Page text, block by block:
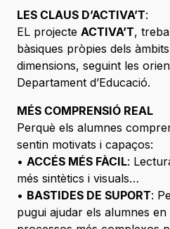
LES CLAUS D’ACTIVA’T:
EL projecte ACTIVA’T,
bàsiques pròpies dels
dimensions, seguint les
Departament d’Educació.
MÉS COMPRENSIÓ REAL
Perquè els alumnes
sentin motivats i capaços:
• ACCÉS MÉS FÀCIL:
més sintètics i visuals…
• BASTIDES DE SUPORT:
pugui ajudar els alumnes